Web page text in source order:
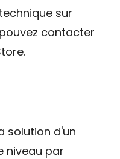
sur
contacter
solution d'un
niveau par